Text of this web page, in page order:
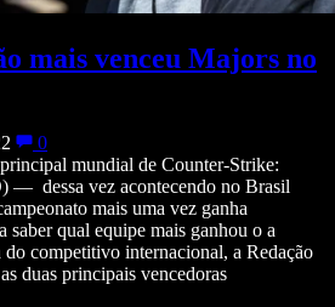
mais venceu Majors no
0
mundial de Counter-Strike:
— dessa vez acontecendo no Brasil
mais uma vez ganha
saber qual equipe mais ganhou o a
competitivo internacional, a Redação
duas principais vencedoras